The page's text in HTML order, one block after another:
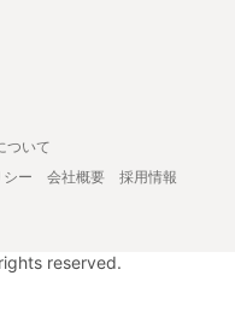
ついて
シー 会社概要
採用情報
reserved.